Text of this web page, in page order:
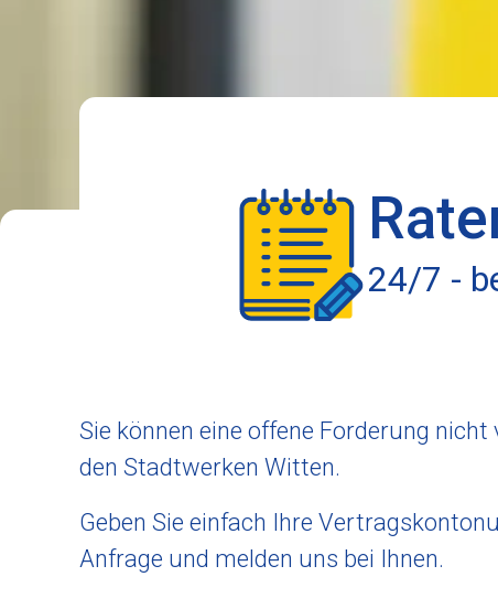
24/7 -
Sie können eine offene Forderung
den Stadtwerken Witten.
Geben Sie einfach Ihre
Anfrage und melden uns bei Ihnen.